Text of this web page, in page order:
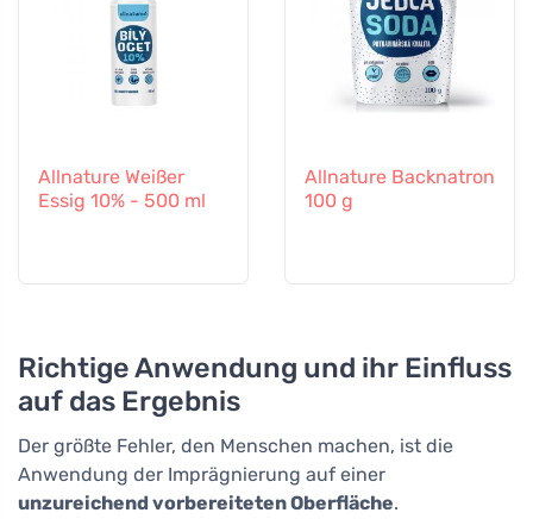
Allnature Weißer
Essig 10% - 500 ml
Allnature Backnatron
100 g
Richtige Anwendung und ihr Einfluss
auf das Ergebnis
Der größte Fehler, den Menschen machen, ist die
Anwendung der Imprägnierung auf einer
unzureichend vorbereiteten Oberfläche.